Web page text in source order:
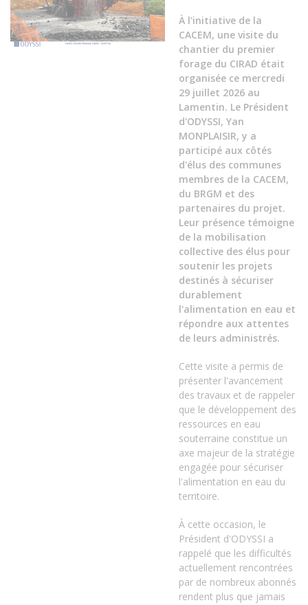
À l'initiative de la
CACEM, une visite du
chantier du premier
forage du CIRAD était
organisée ce mercredi
29 juillet 2026 au
Lamentin. Le Président
d'ODYSSI, Yan
MONPLAISIR, y a
participé aux côtés
d'élus des communes
membres de la CACEM,
du BRGM et des
partenaires du projet.
Leur présence témoigne
de la mobilisation
collective des élus pour
soutenir les projets
destinés à sécuriser
durablement
l'alimentation en eau et
répondre aux attentes
de leurs administrés.
Cette visite a permis de
présenter l'avancement
des travaux et de rappeler
que le développement des
ressources en eau
souterraine constitue un
axe majeur de la stratégie
engagée pour sécuriser
l'alimentation en eau du
territoire.
À cette occasion, le
Président d'ODYSSI a
rappelé que les difficultés
actuellement rencontrées
par de nombreux abonnés
rendent plus que jamais